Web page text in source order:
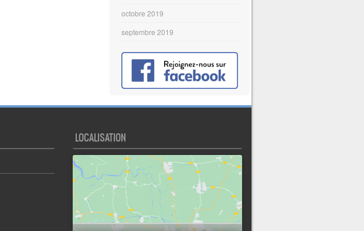
octobre 2019
septembre 2019
LOCALISATION